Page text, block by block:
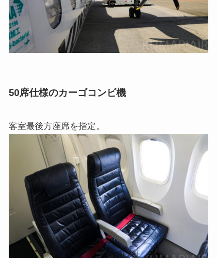
50席仕様のカーゴコンビ機
客室最後方座席を指定。